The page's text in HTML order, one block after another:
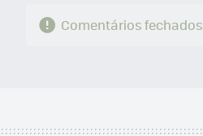
Comentários fechados